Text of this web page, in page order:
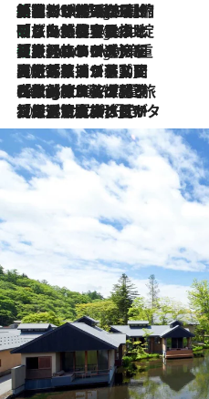
7 Hours Ago
「荷物が増えるほど旅ストレスは増す」美容ジャーナリストがたどり着いた最終結論。“化粧品を劇的に減らす”感動の凝縮美容とは
7 Hours Ago
「旅先には金髪ウィッグを持参」日本と同じメイクでは損してる!? 美容ジャーナリストが提案する“掟破りの旅美容”とは
7 Hours Ago
【厳選旅コスメ】「身軽さ＆UV対策重視！」ヘアアーティストshucoが選んだ夏旅ベストコスメを発表【Mサイズジップ】
2026.8.5
【厳選旅コスメ】国内をあちこち移動する河井菜摘が選んだ夏旅ベストコスメ発表！「リラックスアイテムはマスト」【Mサイズジップ】
2026.8.4
【厳選旅コスメ】「紫外線＆乾燥対策しながらメイク感も！」ヘア＆メイクGeorgeが選んだ夏旅ベストコスメを発表！【Mサイズジップ】
2026.8.3
【厳選旅コスメ】「保湿もタイパ重視！」“サウナ好き”タレント清水みさとが愛用する夏旅ベストコスメを発表！【Mサイズジップ】